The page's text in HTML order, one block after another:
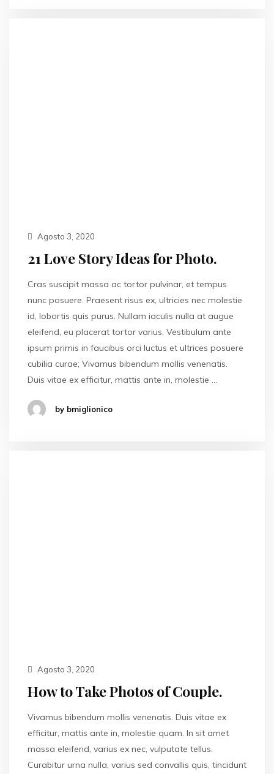
Agosto 3, 2020
21 Love Story Ideas for Photo.
Cras suscipit massa ac tortor pulvinar, et tempus
nunc posuere. Praesent risus ex, ultricies nec molestie
id, lobortis quis purus. Nullam iaculis nulla at augue
eleifend, eu placerat tortor varius. Vestibulum ante
ipsum primis in faucibus orci luctus et ultrices posuere
cubilia curae; Vivamus bibendum mollis venenatis.
Duis vitae ex efficitur, mattis ante in, molestie …
by bmiglionico
Agosto 3, 2020
How to Take Photos of Couple.
Vivamus bibendum mollis venenatis. Duis vitae ex
efficitur, mattis ante in, molestie quam. In sit amet
massa eleifend, varius ex nec, vulputate tellus.
Curabitur urna nulla, varius sed convallis quis, tincidunt